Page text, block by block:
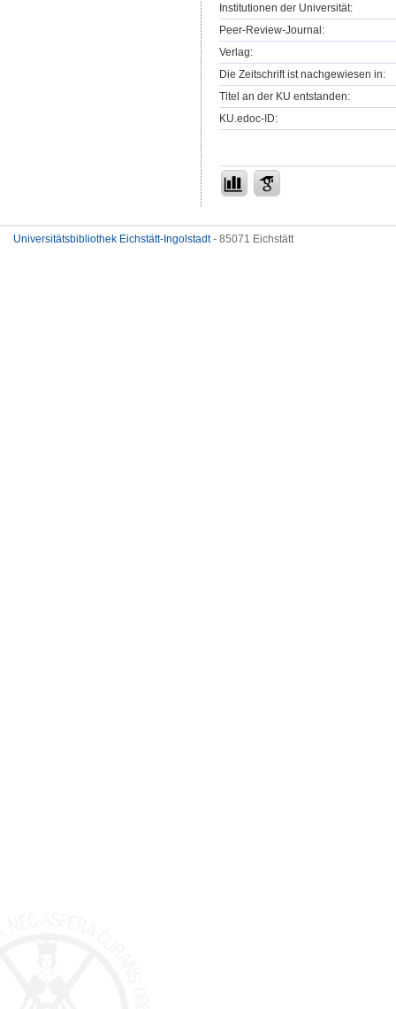
Institutionen der Universität:
Peer-Review-Journal:
Verlag:
Die Zeitschrift ist nachgewiesen in:
Titel an der KU entstanden:
KU.edoc-ID:
Universitätsbibliothek Eichstätt-Ingolstadt- 85071 Eichstätt